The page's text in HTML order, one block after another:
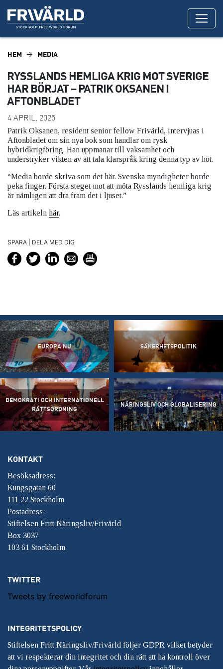
HEM MEDIA
RYSSLANDS HEMLIGA KRIG MOT SVERIGE
HAR BÖRJAT – PATRIK OKSANEN I
AFTONBLADET
4 APRIL, 2025
Patrik Oksanen, resident senior fellow Frivärld, intervjuas i
Aftonbladet om sin nya bok som handlar om rysk
hybridkrigföring. Han uppmanar till vaksamhet och
understryker vikten av att tala klarspråk kring denna typ av hot.
“Media borde skriva som det här. Svenska myndigheter borde
peka finger. Första steget mot att möta Rysslands hemliga krig
är nämligen att dra fram det i ljuset.”
Läs artikeln här.
SPARA | DELA MED DIG
EUROPA NU SÄKERHETSPOLITIK
DEMOKRATI OCH INTERNATIONELL
RÄTTSORDNING
NÄRINGSLIV OCH GLOBALISERING
KONTAKT
Besöksadress:
Kungsgatan 60
111 22 Stockholm
Postadress:
Stiftelsen Fritt Näringsliv/Frivärld
Box 3037
103 61 Stockholm
TWITTER
Tweets by freeworldforum
INTEGRITETSPOLICY
Stiftelsen Fritt Näringsliv/Frivärld följer GDPR vilket betyder
att vi respekterar din integritet och din rätt att ha kontroll över